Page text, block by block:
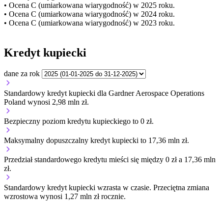
• Ocena C (umiarkowana wiarygodność) w 2025 roku.
• Ocena C (umiarkowana wiarygodność) w 2024 roku.
• Ocena C (umiarkowana wiarygodność) w 2023 roku.
Kredyt kupiecki
dane za rok
Standardowy kredyt kupiecki dla Gardner Aerospace Operations
Poland wynosi 2,98 mln zł.
Bezpieczny poziom kredytu kupieckiego to 0 zł.
Maksymalny dopuszczalny kredyt kupiecki to 17,36 mln zł.
Przedział standardowego kredytu mieści się między 0 zł a 17,36 mln
zł.
Standardowy kredyt kupiecki wzrasta w czasie. Przeciętna zmiana
wzrostowa wynosi 1,27 mln zł rocznie.